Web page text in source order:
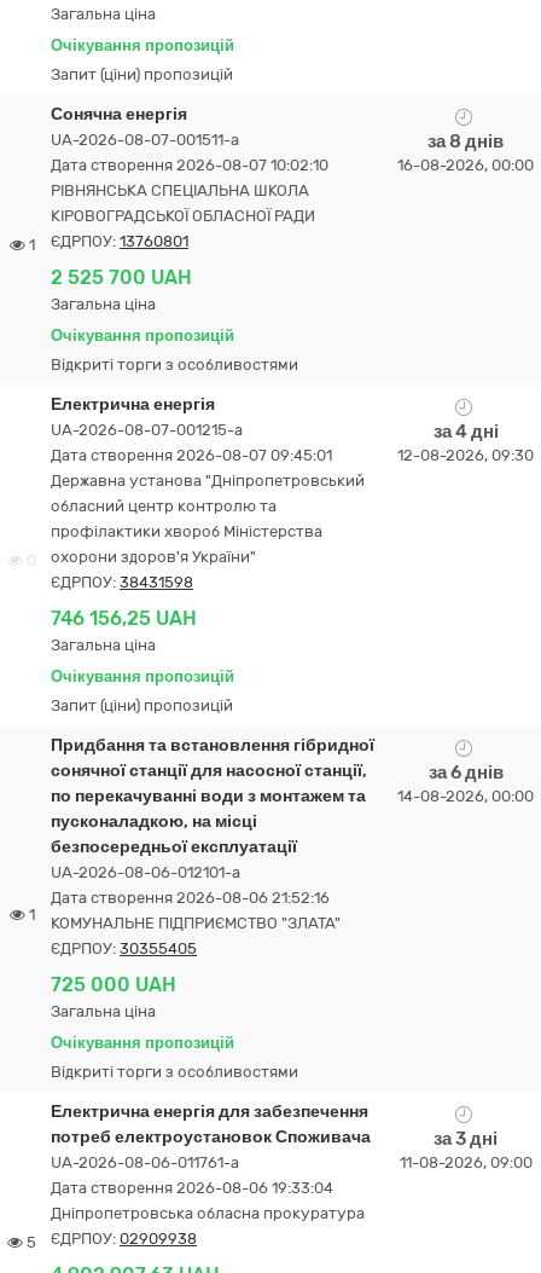
Загальна ціна
Очікування пропозицій
Запит (ціни) пропозицій
1
Сонячна енергія
UA-2026-08-07-001511-a
Дата створення 2026-08-07 10:02:10
РІВНЯНСЬКА СПЕЦІАЛЬНА ШКОЛА
КІРОВОГРАДСЬКОЇ ОБЛАСНОЇ РАДИ
ЄДРПОУ: 13760801
2 525 700 UAH
Загальна ціна
Очікування пропозицій
Відкриті торги з особливостями
за 8 днів
16-08-2026, 00:00
0
Електрична енергія
UA-2026-08-07-001215-a
Дата створення 2026-08-07 09:45:01
Державна установа "Дніпропетровський
обласний центр контролю та
профілактики хвороб Міністерства
охорони здоров'я України"
ЄДРПОУ: 38431598
746 156,25 UAH
Загальна ціна
Очікування пропозицій
Запит (ціни) пропозицій
за 4 дні
12-08-2026, 09:30
1
Придбання та встановлення гібридної
сонячної станції для насосної станції,
по перекачуванні води з монтажем та
пусконаладкою, на місці
безпосередньої експлуатації
UA-2026-08-06-012101-a
Дата створення 2026-08-06 21:52:16
КОМУНАЛЬНЕ ПІДПРИЄМСТВО "ЗЛАТА"
ЄДРПОУ: 30355405
725 000 UAH
Загальна ціна
Очікування пропозицій
Відкриті торги з особливостями
за 6 днів
14-08-2026, 00:00
5
Електрична енергія для забезпечення
потреб електроустановок Споживача
UA-2026-08-06-011761-a
Дата створення 2026-08-06 19:33:04
Дніпропетровська обласна прокуратура
ЄДРПОУ: 02909938
за 3 дні
11-08-2026, 09:00